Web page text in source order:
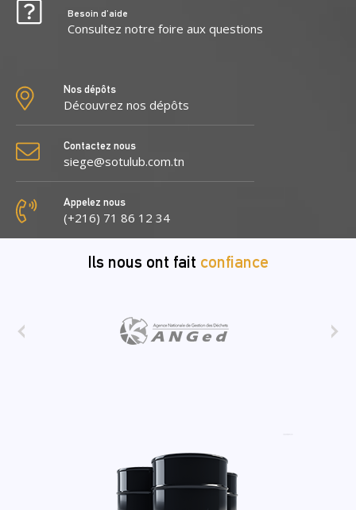
Besoin d’aide
Consultez notre foire aux questions
Nos dépôts
Découvrez nos dépôts
Contactez nous
siege@sotulub.com.tn
Appelez nous
(+216) 71 86 12 34
Ils nous ont fait confiance
‹ ›